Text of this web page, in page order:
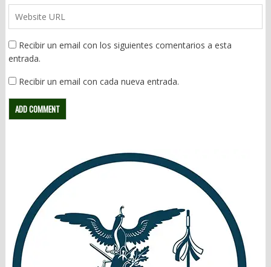
Recibir un email con los siguientes comentarios a esta
entrada.
Recibir un email con cada nueva entrada.